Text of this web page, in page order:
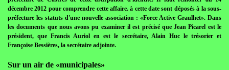
décembre 2012 pour comprendre cette affaire. à cette date sont déposés à la sous-
préfecture les statuts d'une nouvelle association : «Force Active Graulhet». Dans
les documents que nous avons pu examiner il est précisé que Jean Picarel est le
président, que Francis Auriol en est le secrétaire, Alain Huc le trésorier et
Françoise Bessières, la secrétaire adjointe.
Sur un air de «municipales»